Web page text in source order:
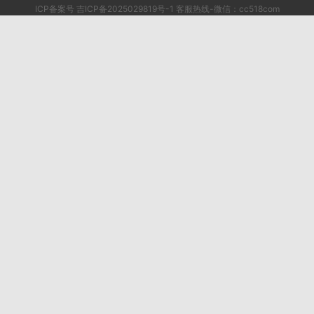
ICP备案号 吉ICP备2025029819号-1 客服热线-微信：cc518com